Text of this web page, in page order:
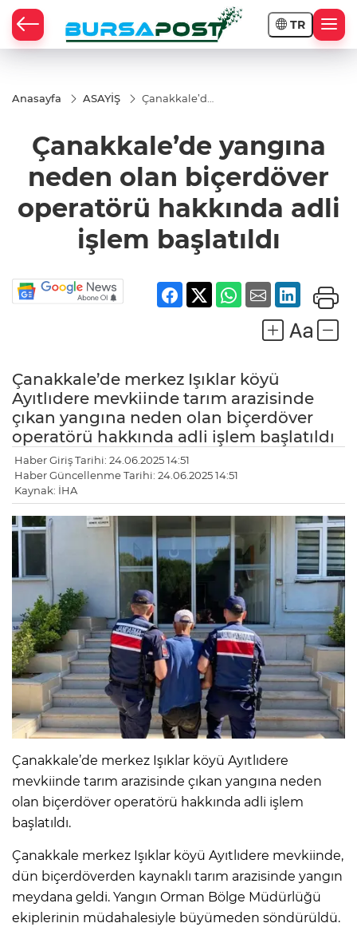
TR
Anasayfa ASAYİŞ
Çanakkale’de
biçerdöver
operatörü
adli işlem
başlatıldı
Çanakkale’de yangına
neden olan biçerdöver
operatörü hakkında adli
işlem başlatıldı
Çanakkale’de merkez Işıklar köyü
Ayıtlıdere mevkiinde tarım arazisinde
çıkan yangına neden olan biçerdöver
operatörü hakkında adli işlem başlatıldı
Haber Giriş Tarihi: 24.06.2025 14:51
Haber Güncellenme Tarihi: 24.06.2025 14:51
Kaynak: İHA
Çanakkale’de merkez Işıklar köyü Ayıtlıdere
mevkiinde tarım arazisinde çıkan yangına neden
olan biçerdöver operatörü hakkında adli işlem
başlatıldı.
Çanakkale merkez Işıklar köyü Ayıtlıdere mevkiinde,
dün biçerdöverden kaynaklı tarım arazisinde yangın
meydana geldi. Yangın Orman Bölge Müdürlüğü
ekiplerinin müdahalesiyle büyümeden söndürüldü.